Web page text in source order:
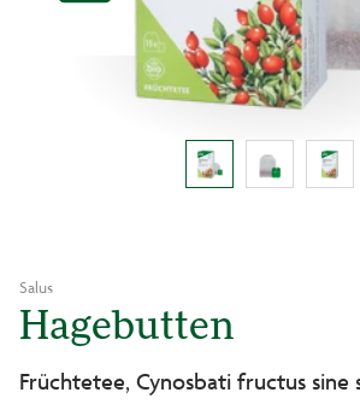
Salus
Hagebutten
Früchtetee, Cynosbati fructus sine